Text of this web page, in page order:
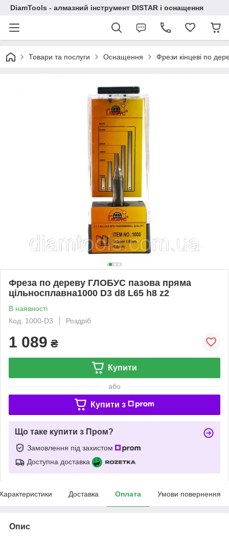
DiamTools - алмазний інструмент DISTAR і оснащення
Товари та послуги Оснащення Фрези кінцеві по
Фреза по дереву ГЛОБУС пазова пряма
цільносплавна1000 D3 d8 L65 h8 z2
В наявності
Код: 1000-D3
Роздріб
1 089 ₴
Купити
або
Купити з
Що таке купити з Пром?
Замовлення під захистом
Доступна доставка
Доставка Оплата Умови повернення
Опис